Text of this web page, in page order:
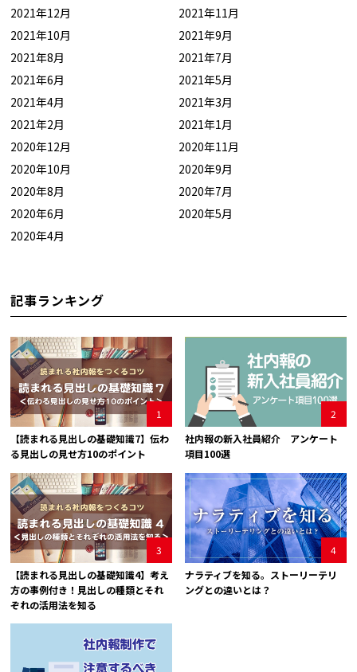
2021年12月
2021年11月
2021年10月
2021年9月
2021年8月
2021年7月
2021年6月
2021年5月
2021年4月
2021年3月
2021年2月
2021年1月
2020年12月
2020年11月
2020年10月
2020年9月
2020年8月
2020年7月
2020年6月
2020年5月
2020年4月
記事ランキング
1
【読まれる見出しの基礎知識7】伝わ
る見出しの見せ方10のポイント
2
社内報の新入社員紹介 アンケート
項目100選
3
【読まれる見出しの基礎知識4】考え
方の事例付き！見出しの種類とそれ
ぞれの活用法を知る
4
ナラティブを知る。ストーリーテリ
ングとの違いとは？